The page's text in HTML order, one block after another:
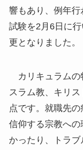
響もあり、例年
試験を2月6日に
更となりました。
カリキュラムの
スラム教、キリ
点です。就職先の
信仰する宗教へ
かったり、トラ